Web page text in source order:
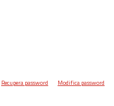
Recupera password Modifica password